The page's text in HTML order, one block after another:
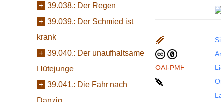
+ 39.038.: Der Regen
+ 39.039.: Der Schmied ist
krank
+ 39.040.: Der unaufhaltsame
Hütejunge
+ 39.041.: Die Fahr nach
Danzig
OAI-PMH